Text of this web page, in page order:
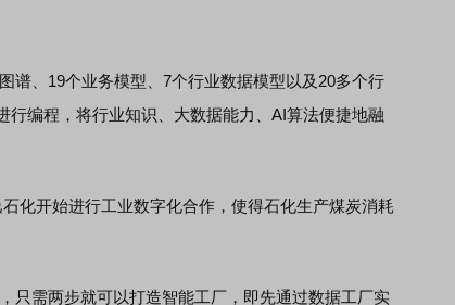
、19个业务模型、7个行业数据模型以及20多个行
编程，将行业知识、大数据能力、AI算法便捷地融
开始进行工业数字化合作，使得石化生产煤炭消耗
需两步就可以打造智能工厂，即先通过数据工厂实